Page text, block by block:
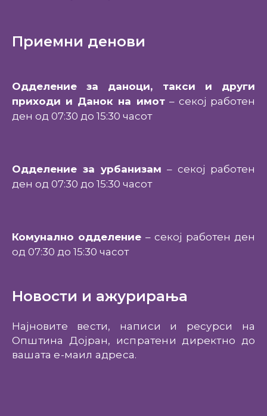
Приемни денови
Одделение за даноци, такси и други
приходи и Данок на имот– секој работен
ден од 07:30 до 15:30 часот
Одделение за урбанизам – секој работен
ден од 07:30 до 15:30 часот
Комунално одделение – секој работен ден
од 07:30 до 15:30 часот
Новости и ажурирања
Најновите вести, написи и ресурси на
Општина Дојран, испратени директно до
вашата е-маил адреса.